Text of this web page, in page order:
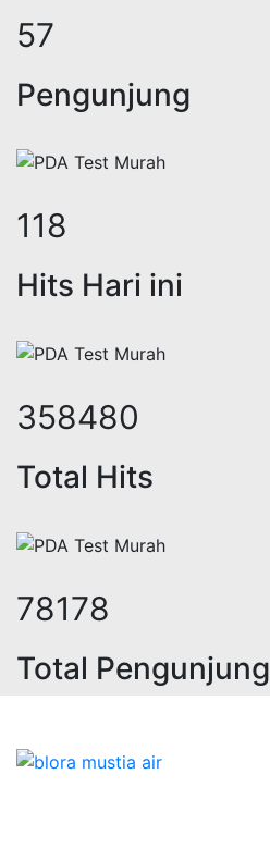
70
Pengunjung
144
Hits Hari ini
438142
Total Hits
95551
Total Pengunjung